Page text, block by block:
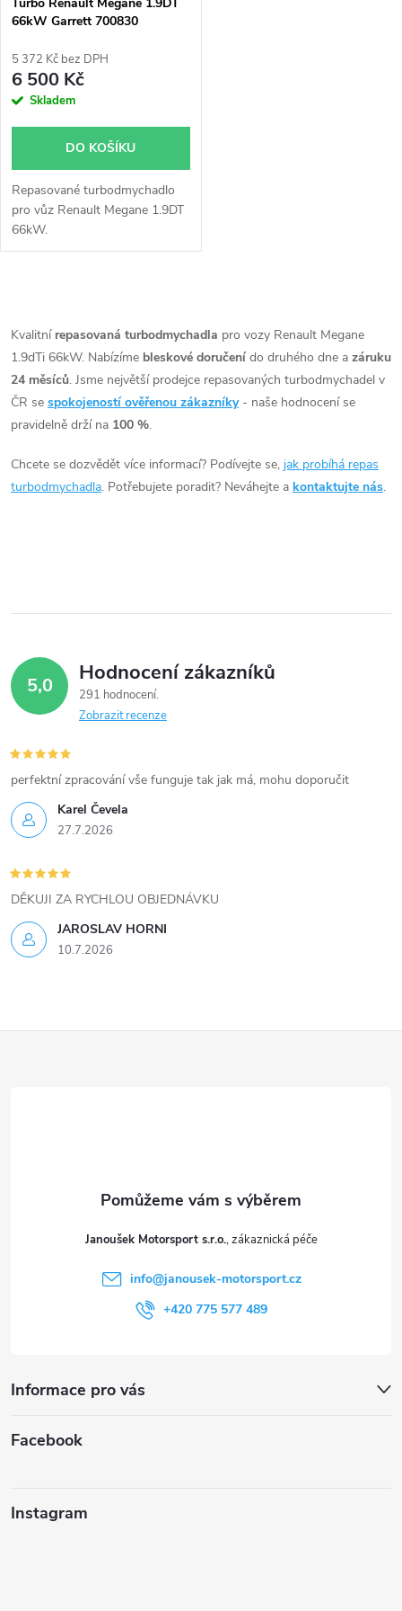
p
r
o
u
k
ů
p
r
o
d
u
k
ů
66kW Garrett 700830
5 372 Kč bez DPH
6 500 Kč
Skladem
DO KOŠÍKU
Repasované turbodmychadlo
pro vůz Renault Megane 1.9DT
66kW.
v
l
á
a
v
k
v
ý
p
i
s
u
Kvalitní repasovaná turbodmychadla pro vozy Renault Megane
1.9dTi 66kW. Nabízíme bleskové doručení do druhého dne a záruku
24 měsíců. Jsme největší prodejce repasovaných turbodmychadel v
ČR se spokojeností ověřenou zákazníky - naše hodnocení se
pravidelně drží na 100 %.
Chcete se dozvědět více informací? Podívejte se, jak probíhá repas
turbodmychadla. Potřebujete poradit? Neváhejte a kontaktujte nás.
5,0 Hodnocení zákazníků
291 hodnocení
Zobrazit recenze
Karel Čevela
27.7.2026
perfektní zpracování vše funguje tak jak má, mohu doporučit
JAROSLAV HORNI
10.7.2026
DĚKUJI ZA RYCHLOU OBJEDNÁVKU
Janoušek Motorsport s.r.o.
info@janousek-motorsport.cz
+420 775 577 489
Informace pro vás
Facebook
Instagram